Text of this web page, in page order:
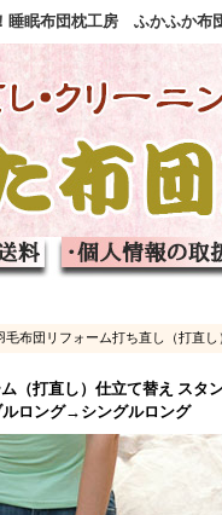
眠布団枕工房 ふかふか布
毛布団リフォーム打ち直し（打直
（打直し）仕立て替え スタ
ルロング→シングルロング